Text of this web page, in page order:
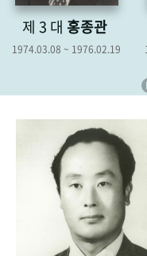
50+1주년 기념
성과 50선 숫자로 보는
세계와 함께 한 KIHASA
제 4 대한대우
1976.02.20 ~ 1978.11.07